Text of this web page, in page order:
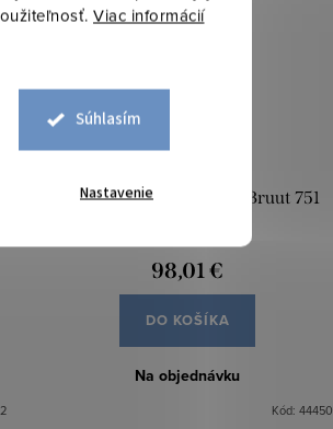
Viac informácií
Súhlasím
Nastavenie
Kobercové štvorce - IVC Bruut 751
98,01 €
DO KOŠÍKA
Na objednávku
Kód: 44450